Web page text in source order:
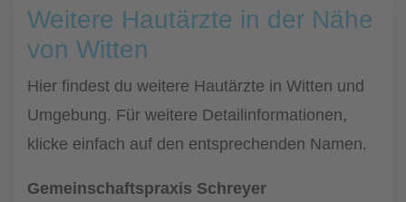
Weitere Hautärzte in der Nähe
von Witten
Hier findest du weitere Hautärzte in Witten und
Umgebung. Für weitere Detailinformationen,
klicke einfach auf den entsprechenden Namen.
Gemeinschaftspraxis Schreyer